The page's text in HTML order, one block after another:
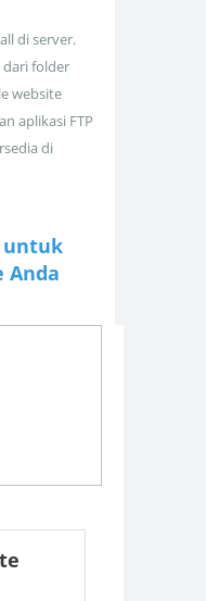
di server.
dari folder
website
aplikasi FTP
di
untuk
Anda